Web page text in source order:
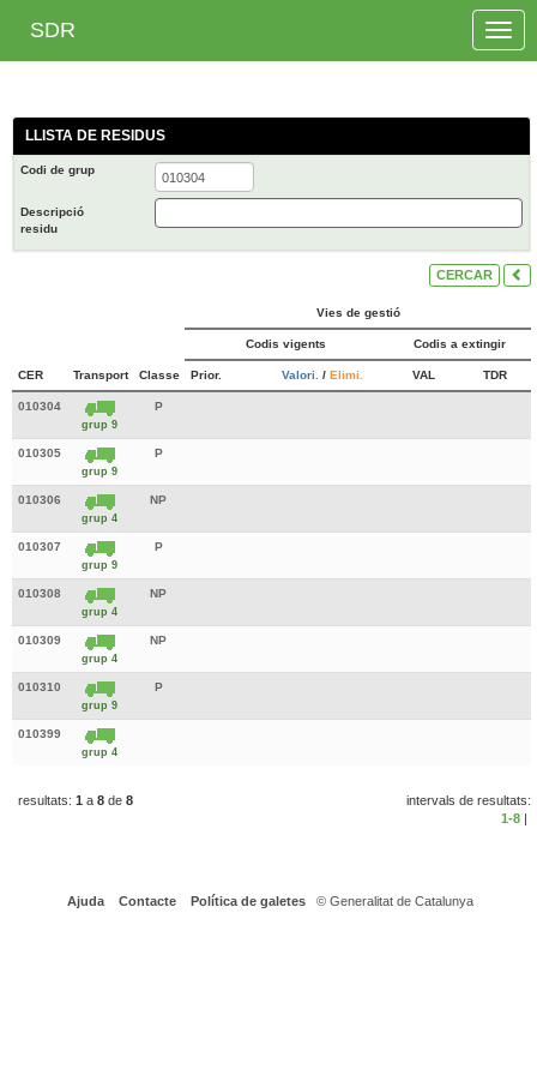
Toggle
SDR
LLISTA DE RESIDUS
Codi de grup
Descripció
residu
CERCAR
Vies de gestió
Codis vigents Codis a extingir
CER Transport Classe Prior. Valori. / Elimi. VAL TDR
010304
grup 9
P
010305
grup 9
P
010306
grup 4
NP
010307
grup 9
P
010308
grup 4
NP
010309
grup 4
NP
010310
grup 9
P
010399
grup 4
resultats: 1 a 8 de 8
intervals de resultats:
1-8 |
Ajuda Contacte Política de galetes © Generalitat de Catalunya